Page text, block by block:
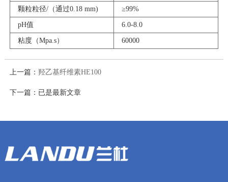
颗粒粒径/（通过0.18 mm) ≥99%
pH值 6.0-8.0
粘度（Mpa.s） 60000
上一篇： 羟乙基纤维素HE100
下一篇：已是最新文章